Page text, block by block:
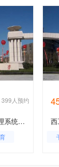
399人预约
西工大-2022年应急管理系统干部能力提升专题培训班_课程_方案_计划